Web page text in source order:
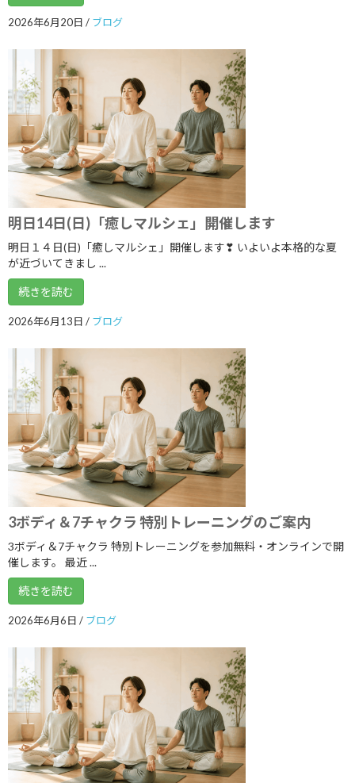
2024年6月
2024年5月
2024年4月
2024年3月
2024年2月
2024年1月
2023年12月
2023年11月
2023年10月
2023年9月
2023年8月
2023年7月
2023年6月
2023年5月
2023年4月
2023年3月
2023年2月
2023年1月
2022年12月
2022年11月
2022年10月
2022年9月
2022年8月
2022年7月
2022年6月
2026年6月20日 / ブログ
明日14日(日)「癒しマルシェ」開催します
明日１４日(日)「癒しマルシェ」開催します❣ いよいよ本格的な夏
が近づいてきまし ...
続きを読む
2026年6月13日 / ブログ
3ボディ＆7チャクラ 特別トレーニングのご案内
3ボディ＆7チャクラ 特別トレーニングを参加無料・オンラインで開
催します。 最近 ...
続きを読む
2026年6月6日 / ブログ